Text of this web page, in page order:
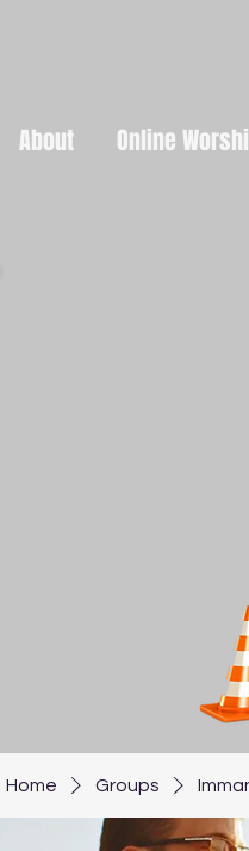
About Online
Home Groups